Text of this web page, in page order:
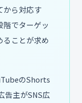
から対応す
階でターゲッ
ることが求め
のShorts
主がSNS広